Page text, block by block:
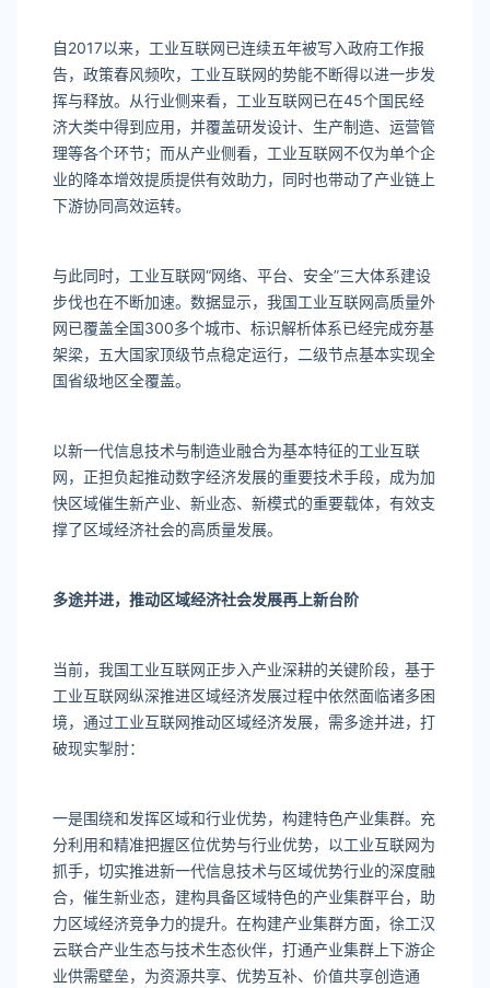
自2017以来，工业互联网已连续五年被写入政府工作报
告，政策春风频吹，工业互联网的势能不断得以进一步发
挥与释放。从行业侧来看，工业互联网已在45个国民经
济大类中得到应用，并覆盖研发设计、生产制造、运营管
理等各个环节；而从产业侧看，工业互联网不仅为单个企
业的降本增效提质提供有效助力，同时也带动了产业链上
下游协同高效运转。
与此同时，工业互联网“网络、平台、安全”三大体系建设
步伐也在不断加速。数据显示，我国工业互联网高质量外
网已覆盖全国300多个城市、标识解析体系已经完成夯基
架梁，五大国家顶级节点稳定运行，二级节点基本实现全
国省级地区全覆盖。
以新一代信息技术与制造业融合为基本特征的工业互联
网，正担负起推动数字经济发展的重要技术手段，成为加
快区域催生新产业、新业态、新模式的重要载体，有效支
撑了区域经济社会的高质量发展。
多途并进，推动区域经济社会发展再上新台阶
当前，我国工业互联网正步入产业深耕的关键阶段，基于
工业互联网纵深推进区域经济发展过程中依然面临诸多困
境，通过工业互联网推动区域经济发展，需多途并进，打
破现实掣肘：
一是围绕和发挥区域和行业优势，构建特色产业集群。充
分利用和精准把握区位优势与行业优势，以工业互联网为
抓手，切实推进新一代信息技术与区域优势行业的深度融
合，催生新业态，建构具备区域特色的产业集群平台，助
力区域经济竞争力的提升。在构建产业集群方面，徐工汉
云联合产业生态与技术生态伙伴，打通产业集群上下游企
业供需壁垒，为资源共享、优势互补、价值共享创造通